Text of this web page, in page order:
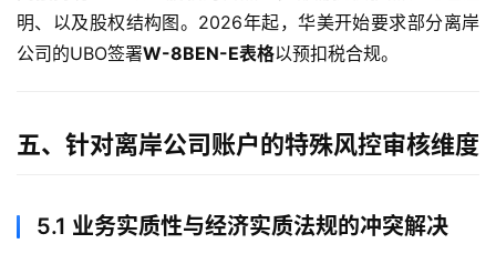
明、以及股权结构图。2026年起，华美开始要求部分离岸
公司的UBO签署W-8BEN-E表格以预扣税合规。
五、针对离岸公司账户的特殊风控审核维度
5.1 业务实质性与经济实质法规的冲突解决